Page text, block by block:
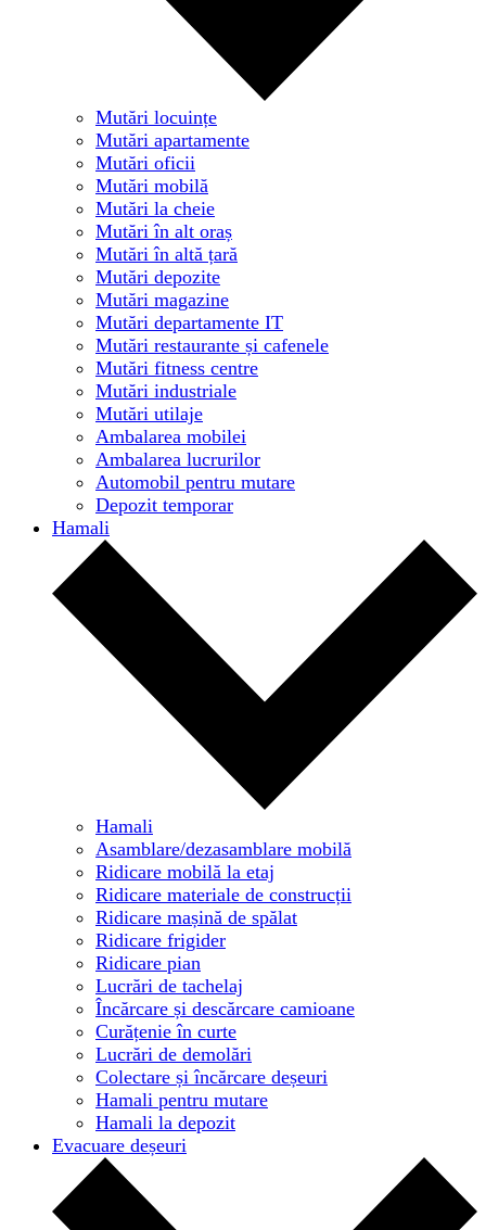
Mutări locuințe
Mutări apartamente
Mutări oficii
Mutări mobilă
Mutări la cheie
Mutări în alt oraș
Mutări în altă țară
Mutări depozite
Mutări magazine
Mutări departamente IT
Mutări restaurante și cafenele
Mutări fitness centre
Mutări industriale
Mutări utilaje
Ambalarea mobilei
Ambalarea lucrurilor
Automobil pentru mutare
Depozit temporar
Hamali
Hamali
Asamblare/dezasamblare mobilă
Ridicare mobilă la etaj
Ridicare materiale de construcții
Ridicare mașină de spălat
Ridicare frigider
Ridicare pian
Lucrări de tachelaj
Încărcare și descărcare camioane
Curățenie în curte
Lucrări de demolări
Colectare și încărcare deșeuri
Hamali pentru mutare
Hamali la depozit
Evacuare deșeuri